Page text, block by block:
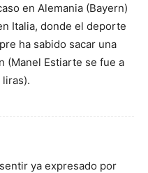
en Alemania (Bayern)
Italia, donde el deporte
ha sabido sacar una
(Manel Estiarte se fue a
ya expresado por